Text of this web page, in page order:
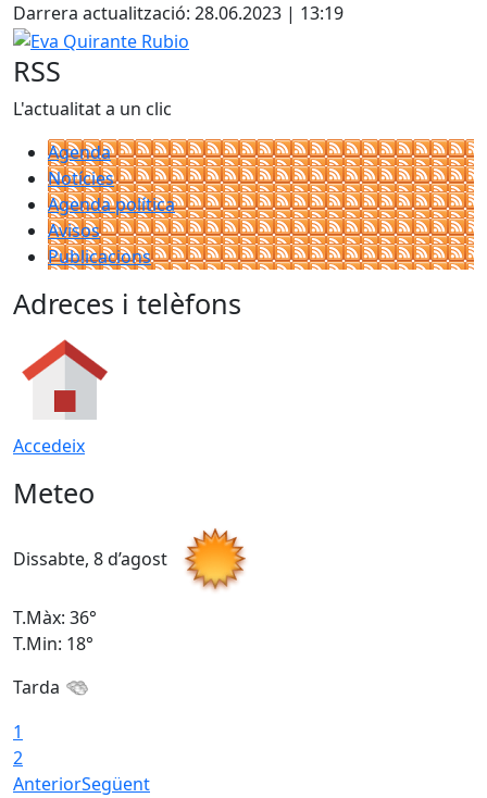
Darrera actualització: 28.06.2023 | 13:19
Eva Quirante Rubio
RSS
L'actualitat a un clic
Agenda
Notícies
Agenda política
Avisos
Publicacions
Adreces i telèfons
Accedeix
Meteo
Dissabte, 8 d’agost
T.Màx: 36°
T.Min: 18°
Tarda
1
2
AnteriorSegüent